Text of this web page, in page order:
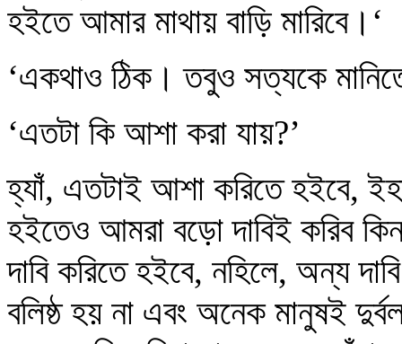
হইতে আমার মাথায় বাড়ি মারিবে।‘
‘একথাও ঠিক। তবুও সত্যকে
‘এতটা কি আশা করা যায়?’
হ্যাঁ, এতটাই আশা করিতে হইবে,
হইতেও আমরা বড়ো দাবিই করিব
দাবি করিতে হইবে, নহিলে, অন্য
বলিষ্ঠ হয় না এবং অনেক মানুষই